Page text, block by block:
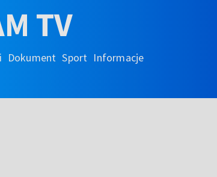
TV
Dokument Sport Informacje